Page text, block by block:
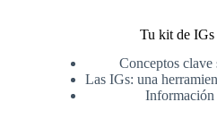
Tu kit de IGs
Conceptos clave
Las IGs: una
Información